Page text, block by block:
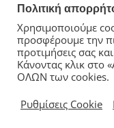
Λεωφ. Γ.
Κέντρο: 213
Φόρμα
Πολιτική
Χρησιμοποιούμε
προσφέρουμε την
προτιμήσεις σας
Κάνοντας κλικ στο
ΟΛΩΝ των cookies.
Ρυθμίσεις Cookie